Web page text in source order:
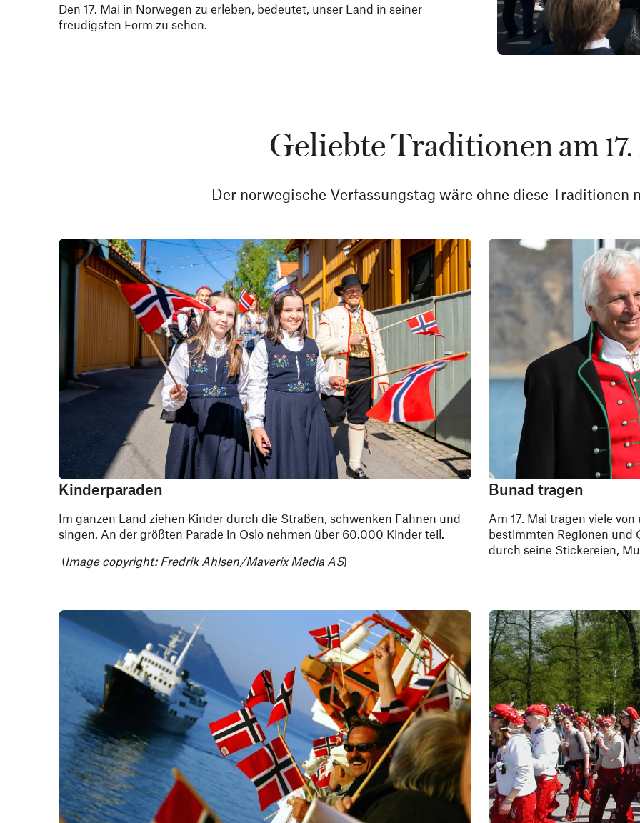
Den 17. Mai in Norwegen zu erleben, bedeutet, unser Land in seiner
freudigsten Form zu sehen.
Geliebte Traditionen am
Der norwegische Verfassungstag wäre ohne diese Traditionen
Kinderparaden
Im ganzen Land ziehen Kinder durch die Straßen, schwenken Fahnen und
singen. An der größten Parade in Oslo nehmen über 60.000 Kinder teil.
(Image copyright: Fredrik Ahlsen/Maverix Media AS)
Bunad tragen
Am 17. Mai tragen viele
bestimmten Regionen und
durch seine Stickereien,